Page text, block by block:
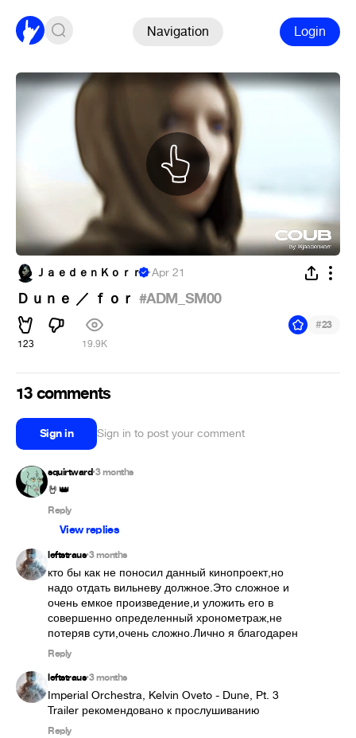
Navigation Login
ＪａｅｄｅｎＫｏｒｒ ·Apr 21
Ｄｕｎｅ ／ ｆｏｒ #ADM_SM00
123 19.9K
#23
13 comments
Sign in Sign in to post your comment
squirtward•3 months
🤘👑
Reply
View replies
leftstraus•3 months
кто бы как не поносил данный кинопроект,но
надо отдать вильневу должное.Это сложное и
очень емкое произведение,и уложить его в
совершенно определенный хронометраж,не
потеряв сути,очень сложно.Лично я благодарен
Reply
leftstraus•3 months
Imperial Orchestra, Kelvin Oveto - Dune, Pt. 3
Trailer рекомендовано к прослушиванию
Reply